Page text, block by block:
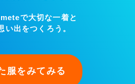
で大切な一着と
い出をつくろう。
服をみてみる